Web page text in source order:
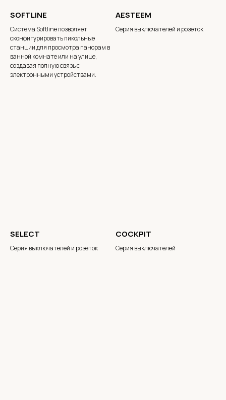
SOFTLINE
Система Softline позволяет
сконфигурировать пикольные
станции для просмотра панорам в
ванной комнате или на улице,
создавая полную связь с
электронными устройствами.
AESTEEM
Серия выключателей и розеток
SELECT
Серия выключателей и розеток
COCKPIT
Серия выключателей